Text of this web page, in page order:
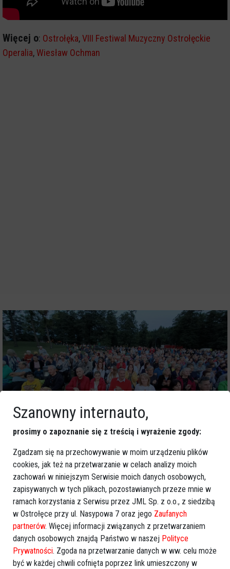
Więcej o: Ostrołęka,VIII Festiwal Muzyczny Ostrołęckie
Operalia, Wiesław Ochman
Szanowny internauto,
prosimy o zapoznanie się z treścią i wyrażenie zgody:
Zgadzam się na przechowywanie w moim urządzeniu plików
cookies, jak też na przetwarzanie w celach analizy moich
zachowań w niniejszym Serwisie moich danych osobowych,
zapisywanych w tych plikach, pozostawianych przeze mnie w
ramach korzystania z Serwisu przez JML Sp. z o.o., z siedzibą
w Ostrołęce przy ul. Nasypowa 7 oraz jego Zaufanych
partnerów. Więcej informacji związanych z przetwarzaniem
danych osobowych znajdą Państwo w naszej Polityce
Prywatności. Zgoda na przetwarzanie danych w ww. celu może
być w każdej chwili cofnięta poprzez link umieszczony w